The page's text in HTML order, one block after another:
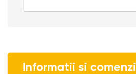
Informatii si comenzi